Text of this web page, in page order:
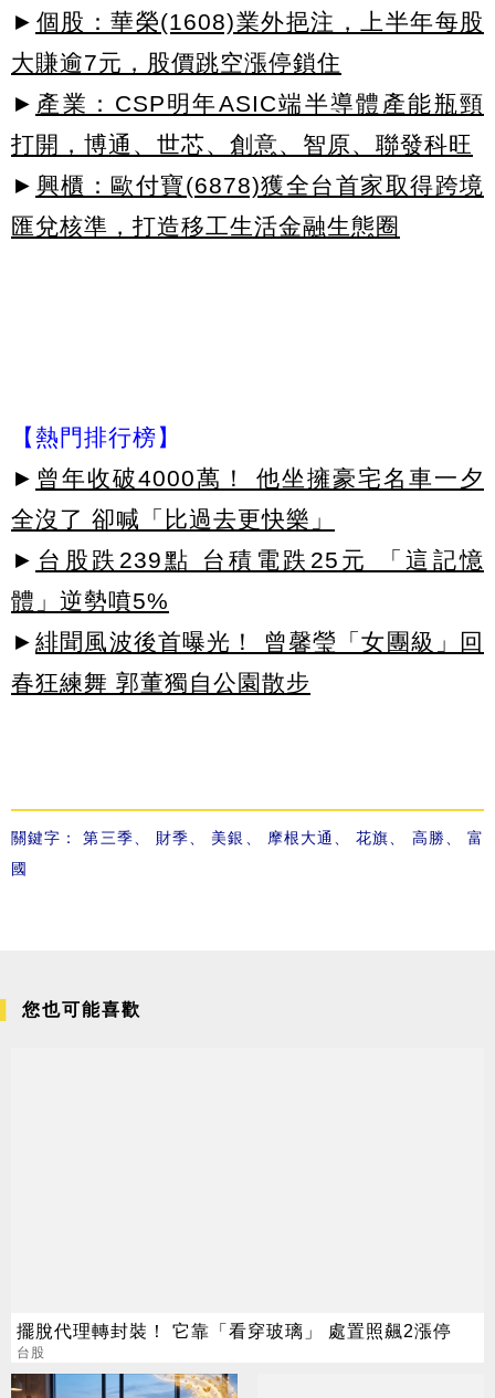
► 個股：華榮(1608)業外挹注，上半年每股
大賺逾7元，股價跳空漲停鎖住
► 產業：CSP明年ASIC端半導體產能瓶頸
打開，博通、世芯、創意、智原、聯發科旺
► 興櫃：歐付寶(6878)獲全台首家取得跨境
匯兌核準，打造移工生活金融生態圈
【熱門排行榜】
► 曾年收破4000萬！ 他坐擁豪宅名車一夕
全沒了 卻喊「比過去更快樂」
► 台股跌239點 台積電跌25元 「這記憶
體」逆勢噴5%
► 緋聞風波後首曝光！ 曾馨瑩「女團級」回
春狂練舞 郭董獨自公園散步
關鍵字：第三季、 財季、 美銀 、 摩根大通 、花旗、 高勝、 富
國
您也可能喜歡
擺脫代理轉封裝！ 它靠「看穿玻璃」 處置照飆2漲停
台股